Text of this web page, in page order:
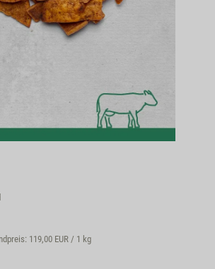
119,00 EUR / 1 kg